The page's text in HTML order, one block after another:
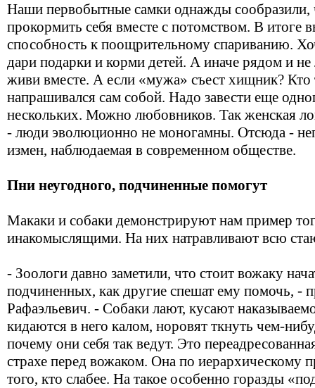
Наши первобытные самки однажды сообразили,
прокормить себя вместе с потомством. В итоге
способность к поощрительному спариванию.
дари подарки и корми детей. А иначе рядом и
живи вместе. А если «мужа» съест хищник? Кто
напрашивался сам собой. Надо завести еще
нескольких. Можно любовников. Так женская
- люди эволюционно не моногамны. Отсюда -
измен, наблюдаемая в современном обществе.
Пни неугодного, подчиненные помогут
Макаки и собаки демонстрируют нам пример
инакомыслящими. На них натравливают всю
- Зоологи давно заметили, что стоит вожаку
подчиненных, как другие спешат ему помочь, -
Рафаэльевич. - Собаки лают, кусают
кидаются в него калом, норовят ткнуть чем-
почему они себя так ведут. Это
страхе перед вожаком. Она по иерархическому
того, кто слабее. На такое особенно горазды